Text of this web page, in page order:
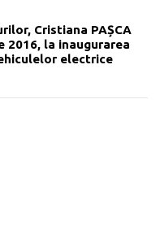
Cristiana PAȘCA
2016, la inaugurarea
electrice